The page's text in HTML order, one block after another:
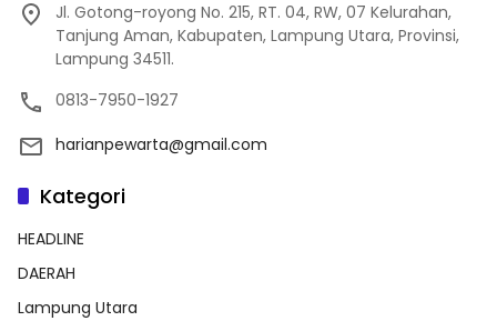
Jl. Gotong-royong No. 215, RT. 04, RW, 07 Kelurahan,
Tanjung Aman, Kabupaten, Lampung Utara, Provinsi,
Lampung 34511.
0813-7950-1927
harianpewarta@gmail.com
Kategori
HEADLINE
DAERAH
Lampung Utara